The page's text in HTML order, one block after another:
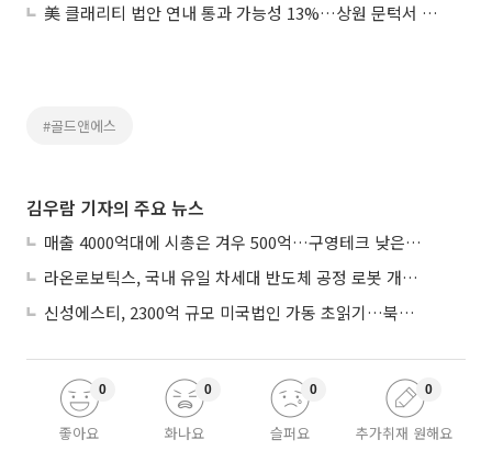
美 클래리티 법안 연내 통과 가능성 13%…상원 문턱서 제동
#골드앤에스
김우람 기자의 주요 뉴스
매출 4000억대에 시총은 겨우 500억…구영테크 낮은 몸값에 저가 승계 마무리
라온로보틱스, 국내 유일 차세대 반도체 공정 로봇 개발 ‘고객사 테스트 진행’
신성에스티, 2300억 규모 미국법인 가동 초읽기…북미 ESS 공략 본격화
좋아요
0
화나요
0
슬퍼요
0
추가취재 원해요
0